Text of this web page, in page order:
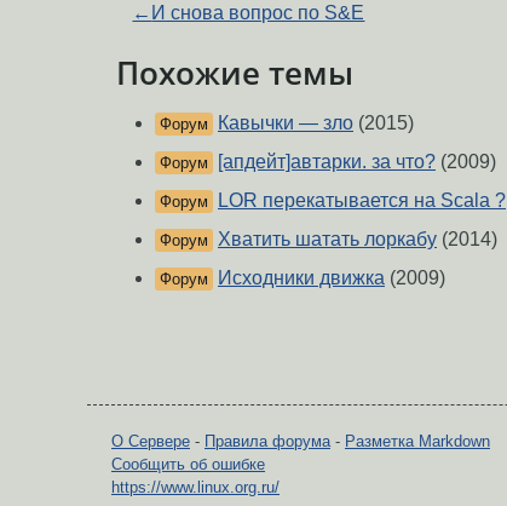
← И снова вопрос по S&E
Похожие темы
Форум Кавычки — зло (2015)
Форум [апдейт]автарки. за что? (2009)
Форум LOR перекатывается на Scala ?
Форум Хватить шатать лоркабу (2014)
Форум Исходники движка (2009)
О Сервере - Правила форума- Разметка Markdown
Сообщить об ошибке
https://www.linux.org.ru/